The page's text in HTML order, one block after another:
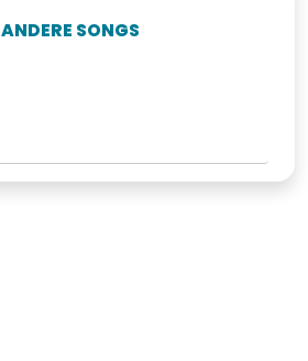
ANDERE SONGS